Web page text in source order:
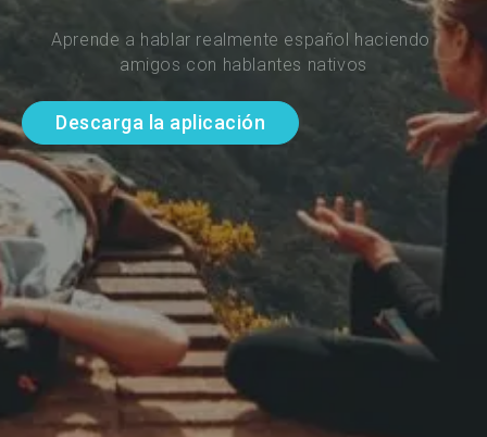
Aprende a hablar realmente español haciendo
amigos con hablantes nativos
Descarga la aplicación